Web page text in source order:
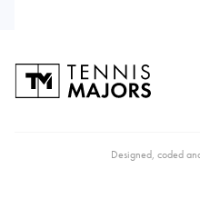
Designed, coded